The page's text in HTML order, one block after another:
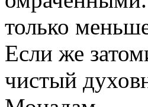
только
Если же
чистый